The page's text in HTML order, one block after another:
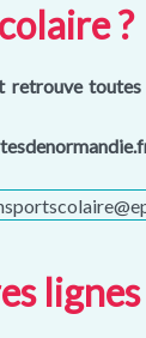
?
retrouve
lignes